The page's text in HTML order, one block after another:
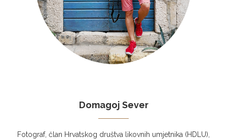
Domagoj Sever
Fotograf, član Hrvatskog društva likovnih umjetnika (HDLU),